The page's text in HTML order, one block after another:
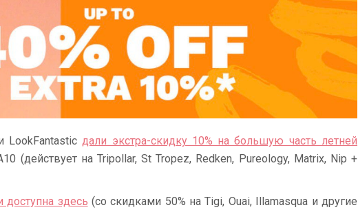
LookFantasticдали экстра-скидку 10% на большую часть летней
(действует на Tripollar, St Tropez, Redken, Pureology, Matrix, Nip +
доступна здесь (со скидками 50% на Tigi, Ouai, Illamasqua и другие